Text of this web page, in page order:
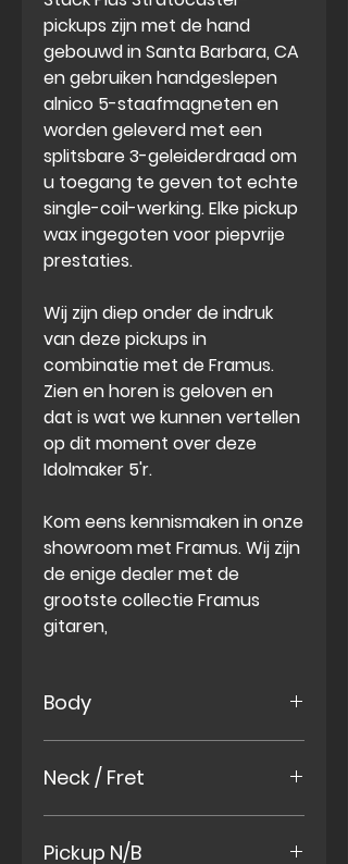
pickups zijn met de hand
gebouwd in Santa Barbara, CA
en gebruiken handgeslepen
alnico 5-staafmagneten en
worden geleverd met een
splitsbare 3-geleiderdraad om
u toegang te geven tot echte
single-coil-werking. Elke pickup
wax ingegoten voor piepvrije
prestaties.
Wij zijn diep onder de indruk
van deze pickups in
combinatie met de Framus.
Zien en horen is geloven en
dat is wat we kunnen vertellen
op dit moment over deze
Idolmaker 5'r.
Kom eens kennismaken in onze
showroom met Framus. Wij zijn
de enige dealer met de
grootste collectie Framus
gitaren,
Body
Neck / Fret
Rosewood Fret
Pickup N/B